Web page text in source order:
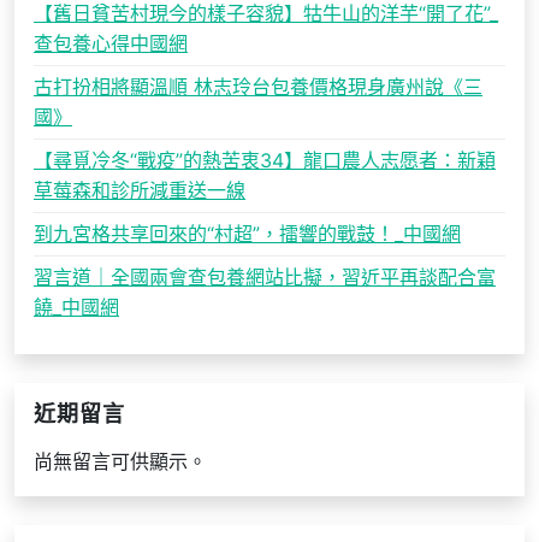
【舊日貧苦村現今的樣子容貌】牯牛山的洋芋“開了花”_
查包養心得中國網
古打扮相將顯溫順 林志玲台包養價格現身廣州說《三
國》
【尋覓冷冬“戰疫”的熱苦衷34】龍口農人志愿者：新穎
草莓森和診所減重送一線
到九宮格共享回來的“村超”，擂響的戰鼓！_中國網
習言道｜全國兩會查包養網站比擬，習近平再談配合富
饒_中國網
近期留言
尚無留言可供顯示。